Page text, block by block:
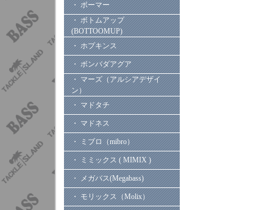
・ ボーマー
・ ボトムアップ
(BOTTOOMUP)
・ ホプキンス
・ ボンバダアグア
・ マーズ（アルシアデザイ
ン）
・ マドタチ
・ マドネス
・ ミブロ（mibro）
・ ミミックス ( MIMIX )
・ メガバス(Megabass)
・ モリックス（Molix）